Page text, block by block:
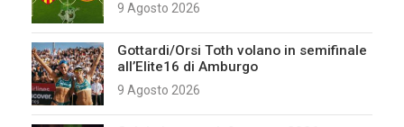
9 Agosto 2026
Gottardi/Orsi Toth volano in semifinale
all’Elite16 di Amburgo
9 Agosto 2026